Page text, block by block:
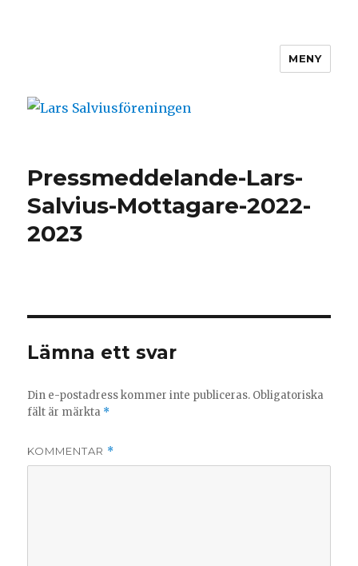
MENY
Pressmeddelande-Lars-
Salvius-Mottagare-2022-
2023
Lämna ett svar
Din e-postadress kommer inte publiceras. Obligatoriska
fält är märkta *
KOMMENTAR *